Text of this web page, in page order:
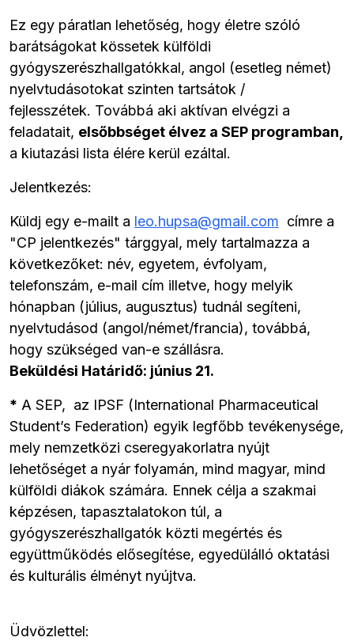
Ez egy páratlan lehetőség, hogy életre szóló
barátságokat kössetek külföldi
gyógyszerészhallgatókkal, angol (esetleg német)
nyelvtudásotokat szinten tartsátok /
fejlesszétek. Továbbá aki aktívan elvégzi a
feladatait, elsőbbséget élvez a SEP programban,
a kiutazási lista élére kerül ezáltal.
Jelentkezés:
Küldj egy e-mailt a leo.hupsa@gmail.com címre a
"CP jelentkezés" tárggyal, mely tartalmazza a
következőket: név, egyetem, évfolyam,
telefonszám, e-mail cím illetve, hogy melyik
hónapban (július, augusztus) tudnál segíteni,
nyelvtudásod (angol/német/francia), továbbá,
hogy szükséged van-e szállásra.
Beküldési Határidő: június 21.
* A SEP, az IPSF (International Pharmaceutical
Student’s Federation) egyik legfőbb tevékenysége,
mely nemzetközi cseregyakorlatra nyújt
lehetőséget a nyár folyamán, mind magyar, mind
külföldi diákok számára. Ennek célja a szakmai
képzésen, tapasztalatokon túl, a
gyógyszerészhallgatók közti megértés és
együttműködés elősegítése, egyedülálló oktatási
és kulturális élményt nyújtva.
Üdvözlettel: